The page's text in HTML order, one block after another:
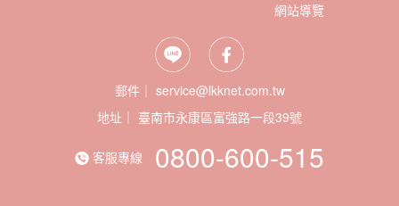
網站導覽
郵件｜ service@lkknet.com.tw
地址｜
客服專線 0800-600-515